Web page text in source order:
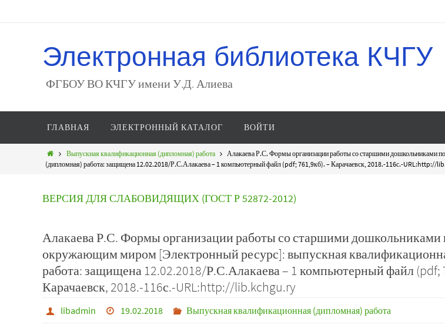
Электронная библиотека КЧГУ
ФГБОУ ВО КЧГУ имени У.Д. Алиева
ГЛАВНАЯ ЭЛЕКТРОННЫЙ КАТАЛОГ ВОЙТИ
Выпускная квалификационная (дипломная) работа
Алакаева Р.С. Формы организации работы со старшими дошкольниками
(дипломная) работа: защищена 12.02.2018/Р.С.Алакаева – 1 компьютерный файл (pdf; 761,9кб). – Карачаевск, 2018.-116с.-URL:http://
ВЕРСИЯ ДЛЯ СЛАБОВИДЯЩИХ (ГОСТ Р 52872-2012)
Алакаева Р.С. Формы организации работы со старшими дошкольниками
окружающим миром [Электронный ресурс]: выпускная
работа: защищена 12.02.2018/Р.С.Алакаева – 1 компьютерный файл (pdf;
Карачаевск, 2018.-116с.-URL:http://lib.kchgu.ry
libadmin 19.02.2018 Выпускная квалификационная (дипломная) работа